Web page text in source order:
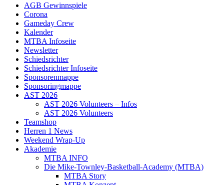
AGB Gewinnspiele
Corona
Gameday Crew
Kalender
MTBA Infoseite
Newsletter
Schiedsrichter
Schiedsrichter Infoseite
Sponsorenmappe
Sponsoringmappe
AST 2026
AST 2026 Volunteers – Infos
AST 2026 Volunteers
Teamshop
Herren 1 News
Weekend Wrap-Up
Akademie
MTBA INFO
Die Mike-Townley-Basketball-Academy (MTBA)
MTBA Story